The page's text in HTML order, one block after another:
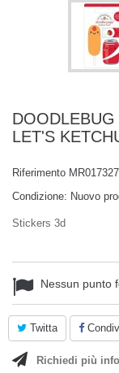
LET'S
Riferimento MR017327
Condizione: Nuovo
Stickers 3d
Nessun punto
Twitta
Richiedi più